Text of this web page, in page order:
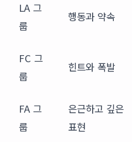
LA 그
룹
행동과 약속
FC 그
룹
힌트와 폭발
FA 그
룹
은근하고 깊은
표현